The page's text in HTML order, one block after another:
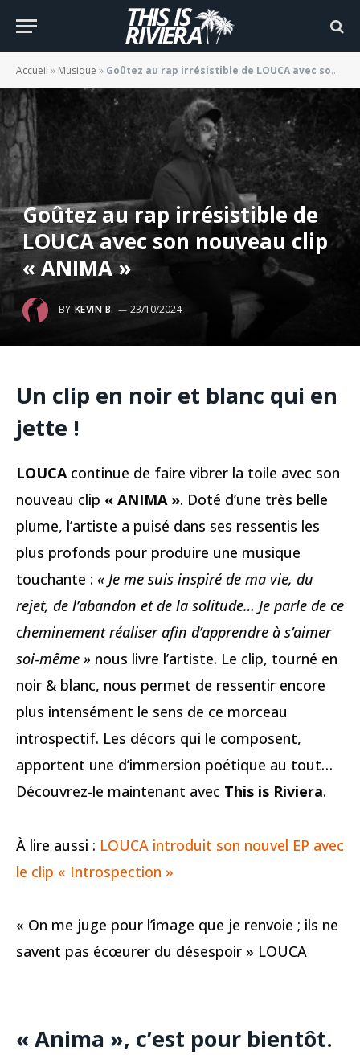
Accueil » Musique » Goûtez au rap irrésistible de LOUCA avec son nouveau clip « ANIMA »
Goûtez au rap irrésistible de
LOUCA avec son nouveau clip
« ANIMA »
BY KEVIN B. 23/10/2024
Un clip en noir et blanc qui en
jette !
LOUCAcontinue de faire vibrer la toile avec son
nouveau clip « ANIMA ». Doté d’une très belle
plume, l’artiste a puisé dans ses ressentis les
plus profonds pour produire une musique
touchante : « Je me suis inspiré de ma vie, du
rejet, de l’abandon et de la solitude… Je parle de ce
cheminement réaliser afin d’apprendre à s’aimer
soi-même » nous livre l’artiste. Le clip, tourné en
noir & blanc, nous permet de ressentir encore
plus intensément le sens de ce morceau
introspectif. Les décors qui le composent,
apportent une d’immersion poétique au tout…
Découvrez-le maintenant avec This is Riviera.
À lire aussi : LOUCA introduit son nouvel EP avec
le clip « Introspection »
« On me juge pour l’image que je renvoie ; ils ne
savent pas écœurer du désespoir » LOUCA
« Anima », c’est pour bientôt.